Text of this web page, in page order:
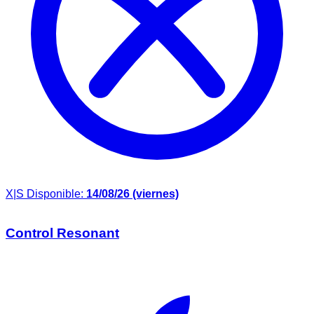
X|S Disponible: 14/08/26 (viernes)
Control Resonant